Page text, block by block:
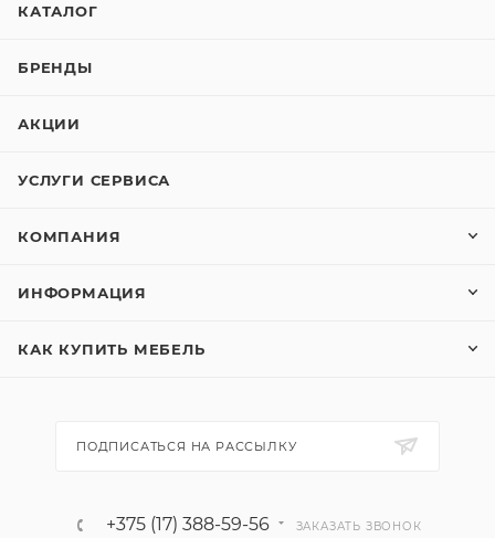
КАТАЛОГ
БРЕНДЫ
АКЦИИ
УСЛУГИ СЕРВИСА
КОМПАНИЯ
ИНФОРМАЦИЯ
КАК КУПИТЬ МЕБЕЛЬ
ПОДПИСАТЬСЯ НА РАССЫЛКУ
+375 (17) 388-59-56 ЗАКАЗАТЬ ЗВОНОК